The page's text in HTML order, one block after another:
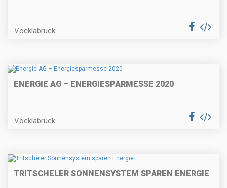
Vöcklabruck
ENERGIE AG – ENERGIESPARMESSE 2020
Vöcklabruck
TRITSCHELER SONNENSYSTEM SPAREN ENERGIE